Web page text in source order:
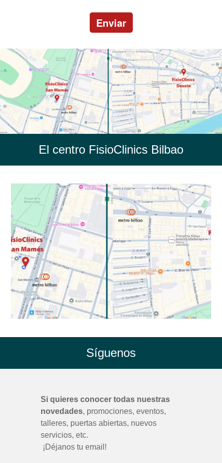
Enviar
El centro FisioClinics Bilbao
Síguenos